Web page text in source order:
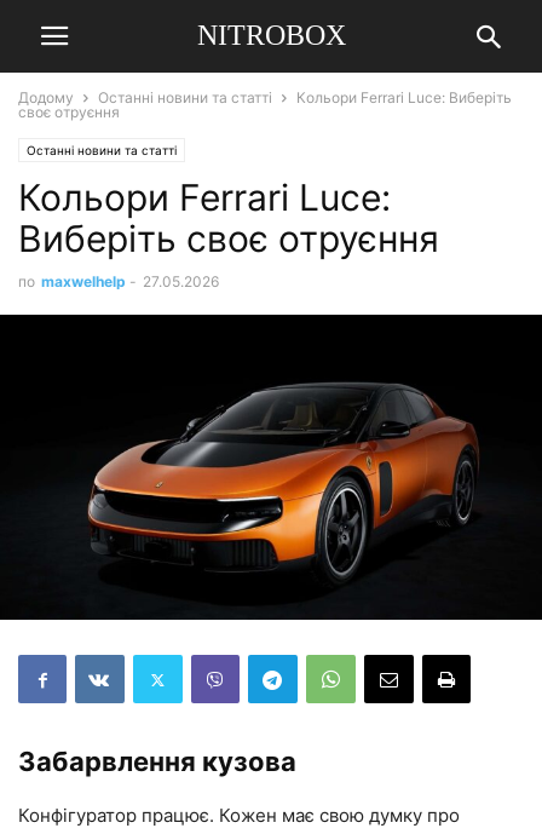
NITROBOX
Додому Останні новини та статті
Кольори Ferrari Luce: Виберіть
своє отруєння
Останні новини та статті
Кольори Ferrari Luce:
Виберіть своє отруєння
по maxwelhelp - 27.05.2026
Забарвлення кузова
Конфігуратор працює. Кожен має свою думку про